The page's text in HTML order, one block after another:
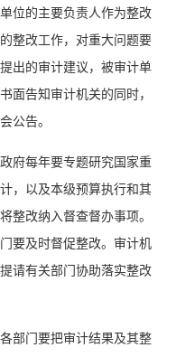
位的主要负责人作为整改
整改工作，对重大问题要
出的审计建议，被审计单
面告知审计机关的同时，
公告。
府每年要专题研究国家重
，以及本级预算执行和其
整改纳入督查督办事项。
要及时督促整改。审计机
请有关部门协助落实整改
部门要把审计结果及其整